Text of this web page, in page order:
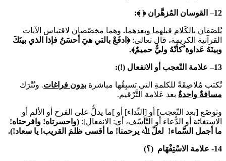
12
– القوسان المُزهَّران ﴿ ﴾:
يُلصَقان بالكَلام قبلهما وبعدهما. وهما مخصّصان لاقتباس الآيات
القرآنية الكريمة، قال تعالى: ﴿ادفَعْ بالتي هيَ أحسَنُ فإذا الذي بينَكَ
وبينَهُ عَداوة ٌكأنّهُ وليٌّ حميمٌ﴾.
13
–علامة التّعجب أو الانفعال (!):
تُكتب مُلاصِقَةً للكلمةِ التي تسبِقُها مباشرة بدون فراغات. وتُتْرَك
مسافةٌ واحدةٌ بعد عَلامة التَّرْقيم.
وتوضَع [بعد التّعجب] أو [النِّداء] أو ]ما يدلُّ على الفرح أو الألم أو
الاستغاثة أو الدُّعاء أو التَّأسّف، أي: الانفعال]: (واحسرتاه! وافرحتاه!
ما أجمل السَّماء! لعلّ ﷲ يرحمنا! ما أقسى ظلمَ القريب! يا سعاد!).
14- علامة الاسْتِفْهَام (؟)